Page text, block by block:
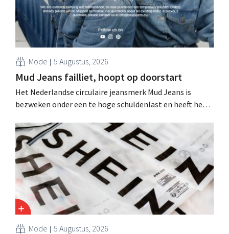
Mode 5 Augustus, 2026
Mud Jeans failliet, hoopt op doorstart
Het Nederlandse circulaire jeansmerk Mud Jeans is
bezweken onder een te hoge schuldenlast en heeft het
evenwel dat het verhaal hiermee niet eindigt.
Mode 5 Augustus, 2026